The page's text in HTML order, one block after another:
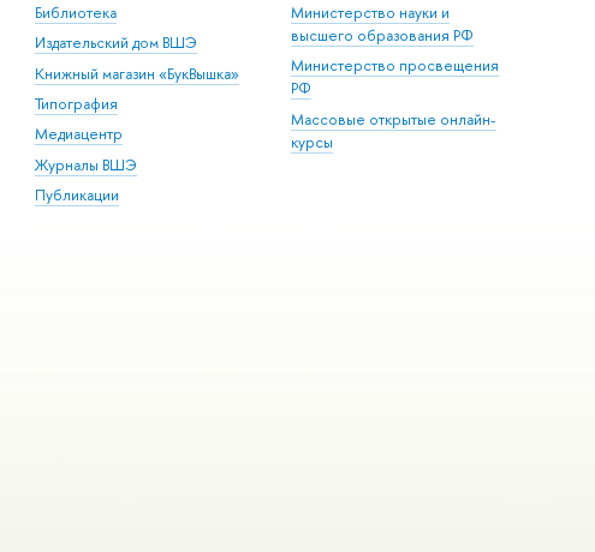
Библиотека
Издательский дом ВШЭ
Книжный магазин «БукВышка»
Типография
Медиацентр
Журналы ВШЭ
Публикации
Министерство науки и
высшего образования РФ
Министерство просвещения
РФ
Массовые открытые онлайн-
курсы